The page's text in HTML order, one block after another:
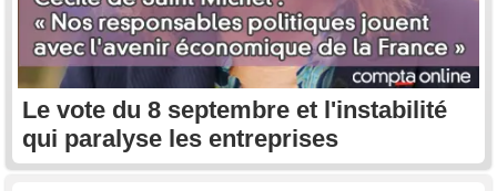
Le vote du 8 septembre et l'instabilité
qui paralyse les entreprises